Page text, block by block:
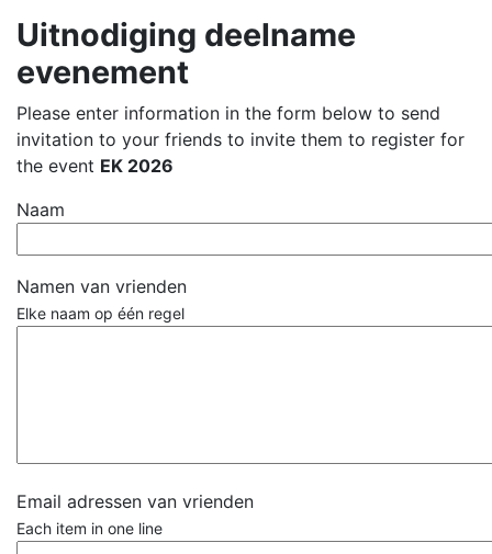
Uitnodiging deelname
evenement
Please enter information in the form below to send
invitation to your friends to invite them to register for
the event EK 2026
Naam
Namen van vrienden
Elke naam op één regel
Email adressen van vrienden
Each item in one line